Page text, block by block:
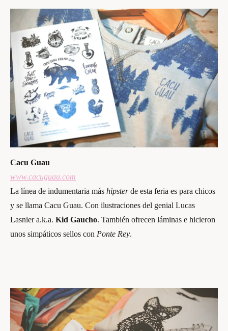
Cacu Guau
www.cacuguau.com
La línea de indumentaria más hipsterde esta feria es para chicos
y se llama Cacu Guau. Con ilustraciones del genial Lucas
Lasnier a.k.a. Kid Gaucho. También ofrecen láminas e hicieron
unos simpáticos sellos con Ponte Rey.